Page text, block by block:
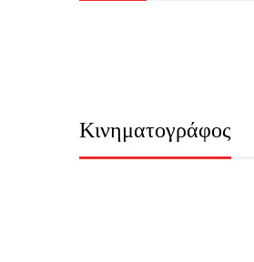
Κινηματογράφος